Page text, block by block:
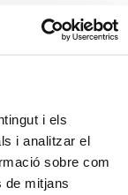
i els
i analitzar el
sobre com
de mitjans